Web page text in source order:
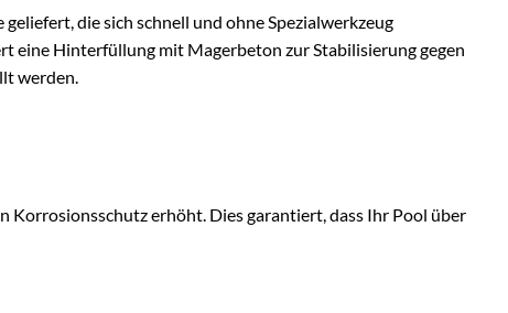
die sich schnell und ohne Spezialwerkzeug
eine Hinterfüllung mit Magerbeton zur Stabilisierung gegen
werden.
Korrosionsschutz erhöht. Dies garantiert, dass Ihr Pool über